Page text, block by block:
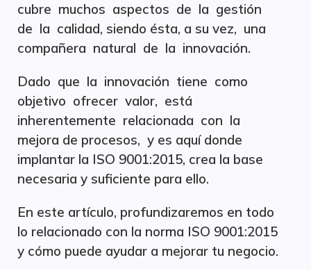
cubre muchos aspectos de la gestión
de la calidad, siendo ésta, a su vez, una
compañera natural de la innovación.
Dado que la innovación tiene como
objetivo ofrecer valor, está
inherentemente relacionada con la
mejora de procesos, y es aquí donde
implantar la ISO 9001:2015, crea la base
necesaria y suficiente para ello.
En este artículo, profundizaremos en todo
lo relacionado con la norma ISO 9001:2015
y cómo puede ayudar a mejorar tu negocio.